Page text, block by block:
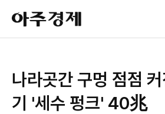
아
주
경
나라곳간 구멍 점점
기 '세수 펑크' 40兆